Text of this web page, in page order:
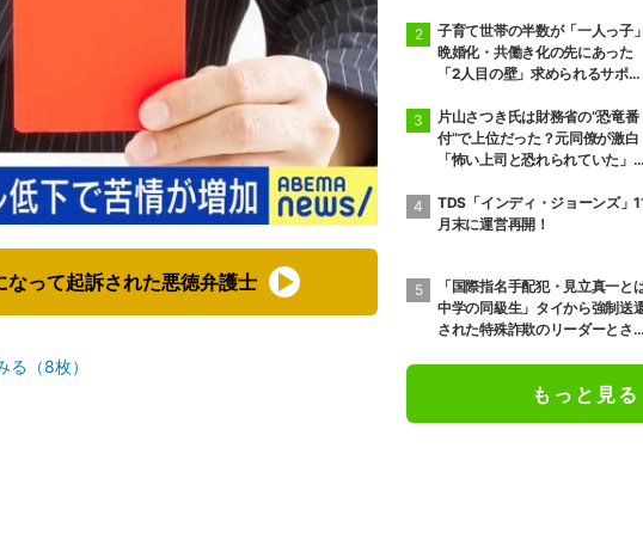
なって起訴された悪徳弁護士
る（8枚）
子育て世帯の半数が「一人っ子」
晩婚化・共働き化の先にあった
「2人目の壁」求められるサポー
片山さつき氏は財務省の“恐竜番
付”で上位だった？元同僚が激白
「怖い上司と恐れられていた」
TDS「インディ・ジョーンズ」
月末に運営再開！
「国際指名手配犯・見立真一と
中学の同級生」タイから強制送
された特殊詐欺のリーダーとされ
もっと見る